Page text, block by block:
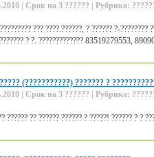
| Срок на 3 ?????? | Рубрика:
??? ????.??????, ? ?????? ?-
? ?. ????????????? 83519279553,
(???????????) ??????? ?
| Срок на 3 ?????? | Рубрика:
?????? ?? ?????? ?????? ? ?????! ?????? ? ?